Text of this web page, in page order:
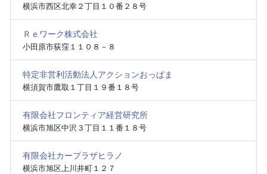
横浜市西区北幸２丁目１０番２８号
Ｒｅワーク株式会社
小田原市荻窪１１０８－８
特定非営利活動法人アクションおっぱま
横須賀市鷹取１丁目１９番１８号
有限会社フロンティア経営研究所
横浜市旭区中沢３丁目１１番１８号
有限会社カープラザヒラノ
横浜市旭区上川井町１２７